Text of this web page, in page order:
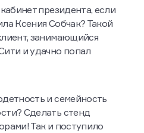
президента, если
Ксения Собчак? Такой
занимающийся
и удачно попал
и семейность
Сделать стенд
Так и поступило